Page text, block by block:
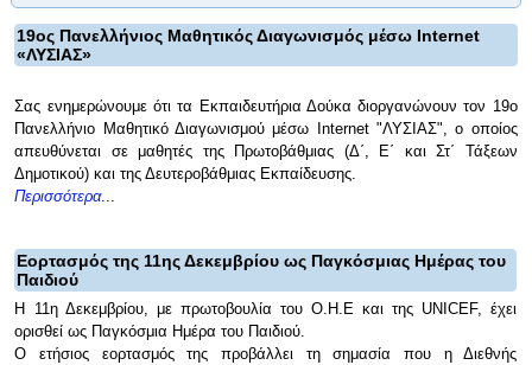
19ος Πανελλήνιος Μαθητικός Διαγωνισμός μέσω Internet
«ΛΥΣΙΑΣ»
Σας ενημερώνουμε ότι τα Εκπαιδευτήρια Δούκα διοργανώνουν τον 19ο
Πανελλήνιο Μαθητικό Διαγωνισμού μέσω Internet "ΛΥΣΙΑΣ", ο οποίος
απευθύνεται σε μαθητές της Πρωτοβάθμιας (Δ΄, Ε΄ και Στ΄ Τάξεων
Δημοτικού) και της Δευτεροβάθμιας Εκπαίδευσης.
Περισσότερα...
Εορτασμός της 11ης Δεκεμβρίου ως Παγκόσμιας Ημέρας του
Παιδιού
Η 11η Δεκεμβρίου, με πρωτοβουλία του Ο.Η.Ε και της UNICEF, έχει
ορισθεί ως Παγκόσμια Ημέρα του Παιδιού.
Ο ετήσιος εορτασμός της προβάλλει τη σημασία που η Διεθνής